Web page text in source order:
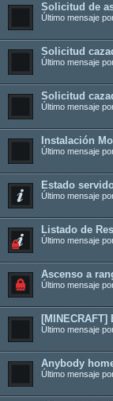
Solicitud de
Último mensaje
Solicitud
Último mensaje
Solicitud
Último mensaje
Instalación
Último mensaje
Estado
Último mensaje
Listado de
Último mensaje
Ascenso a
Último mensaje
Último mensaje
Anybody
Último mensaje